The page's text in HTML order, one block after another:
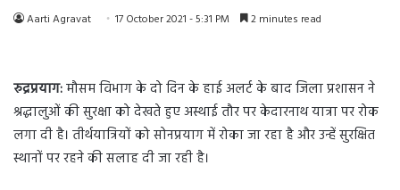
Aarti Agravat 17 October 2021 - 5:31 PM 2 minutes read
रुद्रप्रयाग:मौसम विभाग के दो दिन के हाई अलर्ट के बाद जिला प्रशासन ने
श्रद्धालुओं की सुरक्षा को देखते हुए अस्थाई तौर पर केदारनाथ यात्रा पर रोक
लगा दी है। तीर्थयात्रियों को सोनप्रयाग में रोका जा रहा है और उन्हें सुरक्षित
स्थानों पर रहने की सलाह दी जा रही है।